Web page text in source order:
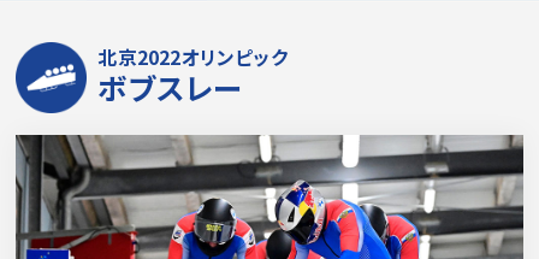
北京2022オリンピック
ボブスレー